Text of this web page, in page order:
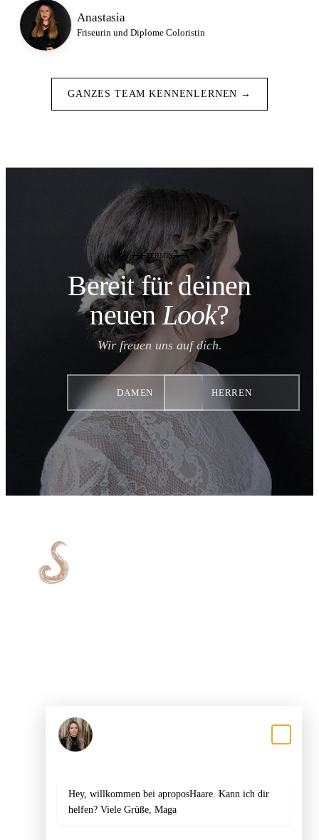
Anastasia
Friseurin und Diplome Coloristin
GANZES TEAM KENNENLERNEN →
TERMIN
Bereit für deinen
neuenLook?
Wir freuen uns auf dich.
DAMEN HERREN
Hey, willkommen bei aproposHaare. Kann ich dir
helfen? Viele Grüße, Maga